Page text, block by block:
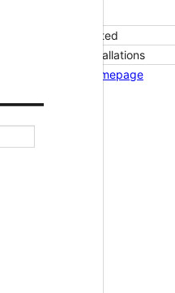
Last updated
Active installations
Theme homepage